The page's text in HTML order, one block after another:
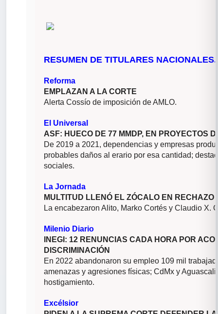
RESUMEN DE TITULARES NACIONALES.
Reforma
EMPLAZAN A LA CORTE
Alerta Cossío de imposición de AMLO.
El Universal
ASF: HUECO DE 77 MMDP, EN PROYECTOS
De 2019 a 2021, dependencias y empresas
probables daños al erario por esa cantidad;
sociales.
La Jornada
MULTITUD LLENÓ EL ZÓCALO EN
La encabezaron Alito, Marko Cortés y Claudio X.
Milenio Diario
INEGI: 12 RENUNCIAS CADA HORA POR
DISCRIMINACIÓN
En 2022 abandonaron su empleo 109 mil
amenazas y agresiones físicas; CdMx y
hostigamiento.
Excélsior